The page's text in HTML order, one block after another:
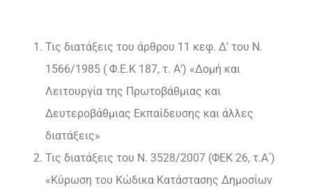
Τις διατάξεις του άρθρου 11 κεφ. Δ’ του Ν.
1566/1985 ( Φ.Ε.Κ 187, τ. Α’) «Δομή και
Λειτουργία της Πρωτοβάθμιας και
Δευτεροβάθμιας Εκπαίδευσης και άλλες
διατάξεις»
Τις διατάξεις του Ν. 3528/2007 (ΦΕΚ 26, τ.Α΄)
«Κύρωση του Κώδικα Κατάστασης Δημοσίων